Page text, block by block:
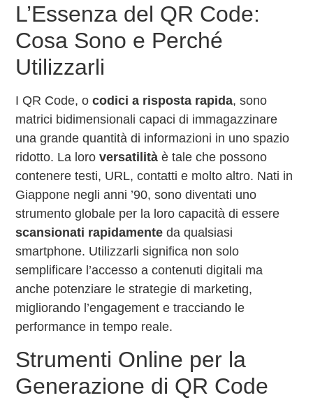
L’Essenza del QR Code:
Cosa Sono e Perché
Utilizzarli
I QR Code, ocodici a risposta rapida, sono
matrici bidimensionali capaci di immagazzinare
una grande quantità di informazioni in uno spazio
ridotto. La loroversatilità è tale che possono
contenere testi, URL, contatti e molto altro. Nati in
Giappone negli anni ’90, sono diventati uno
strumento globale per la loro capacità di essere
scansionati rapidamente da qualsiasi
smartphone. Utilizzarli significa non solo
semplificare l’accesso a contenuti digitali ma
anche potenziare le strategie di marketing,
migliorando l’engagement e tracciando le
performance in tempo reale.
Strumenti Online per la
Generazione di QR Code